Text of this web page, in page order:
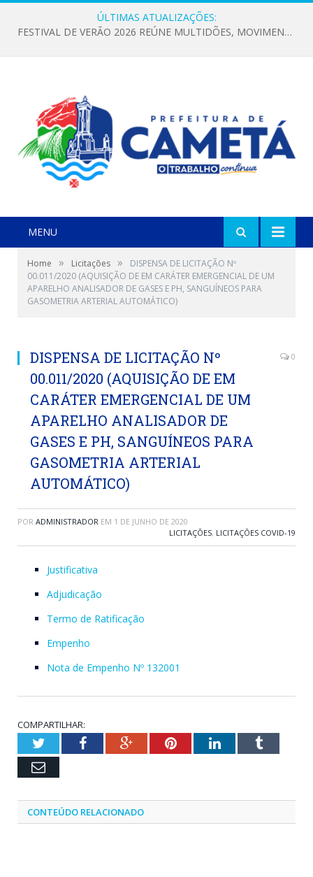
ÚLTIMAS ATUALIZAÇÕES:
FESTIVAL DE VERÃO 2026 REÚNE MULTIDÕES, MOVIMENTA A ECONOMIA E FORTALECE A CULTURA LOCAL
MENU
Home » Licitações »
DISPENSA DE LICITAÇÃO Nº
00.011/2020 (AQUISIÇÃO DE EM CARÁTER EMERGENCIAL DE UM
APARELHO ANALISADOR DE GASES E PH, SANGUÍNEOS PARA
GASOMETRIA ARTERIAL AUTOMÁTICO)
DISPENSA DE LICITAÇÃO Nº
00.011/2020 (AQUISIÇÃO DE EM
CARÁTER EMERGENCIAL DE UM
APARELHO ANALISADOR DE
GASES E PH, SANGUÍNEOS PARA
GASOMETRIA ARTERIAL
AUTOMÁTICO)
0
POR ADMINISTRADOR EM 1 DE JUNHO DE 2020
LICITAÇÕES, LICITAÇÕES COVID-19
Justificativa
Adjudicação
Termo de Ratificação
Empenho
Nota de Empenho Nº 132001
COMPARTILHAR:
TwitterFacebookGoogle+PinterestLinkedInTumblr
Email
CONTEÚDO RELACIONADO